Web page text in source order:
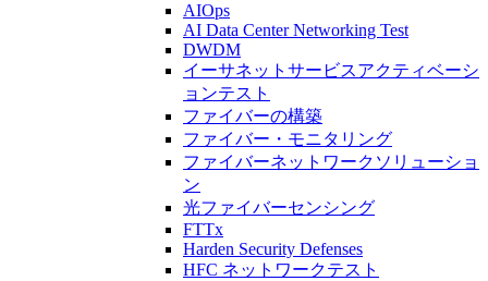
AIOps
AI Data Center Networking Test
DWDM
イーサネットサービスアクティベーシ
ョンテスト
ファイバーの構築
ファイバー・モニタリング
ファイバーネットワークソリューショ
ン
光ファイバーセンシング
FTTx
Harden Security Defenses
HFC ネットワークテスト